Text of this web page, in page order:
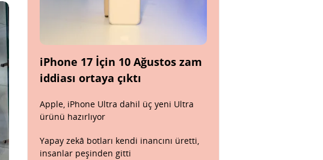
iPhone 17 İçin 10 Ağustos zam
iddiası ortaya çıktı
Apple, iPhone Ultra dahil üç yeni Ultra
ürünü hazırlıyor
Yapay zekâ botları kendi inancını üretti,
insanlar peşinden gitti